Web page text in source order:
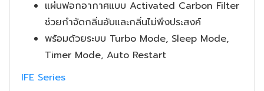
แผ่นฟอกอากาศแบบ Activated Carbon Filter
ช่วยกําจัดกลิ่นอับและกลิ่นไม่พึงประสงค์
พร้อมด้วยระบบ Turbo Mode, Sleep Mode,
Timer Mode, Auto Restart
IFE Series